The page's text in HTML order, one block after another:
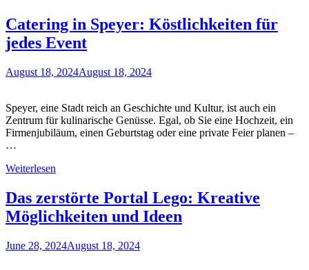
Catering in Speyer: Köstlichkeiten für
jedes Event
August 18, 2024August 18, 2024
Speyer, eine Stadt reich an Geschichte und Kultur, ist auch ein
Zentrum für kulinarische Genüsse. Egal, ob Sie eine Hochzeit, ein
Firmenjubiläum, einen Geburtstag oder eine private Feier planen –
…
Weiterlesen
Das zerstörte Portal Lego: Kreative
Möglichkeiten und Ideen
June 28, 2024August 18, 2024